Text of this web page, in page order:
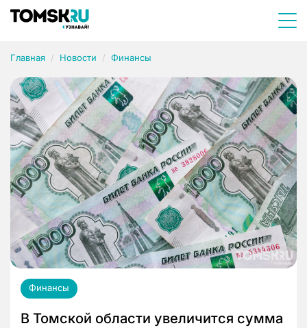
Главная Новости Финансы
Финансы
В Томской области увеличится сумма